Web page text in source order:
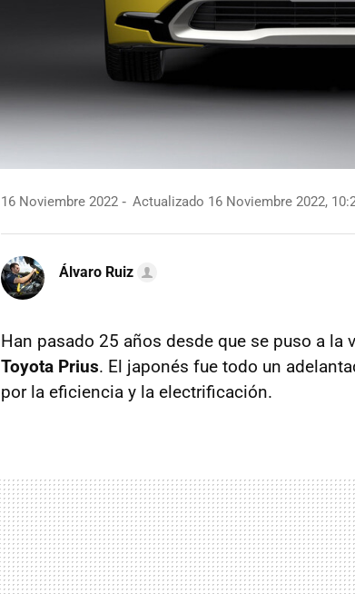
16 Noviembre 2022 Actualizado 16 Noviembre 2022,
Álvaro Ruiz
Han pasado 25 años desde que se puso a la
Toyota Prius. El japonés fue todo un
por la eficiencia y la electrificación.